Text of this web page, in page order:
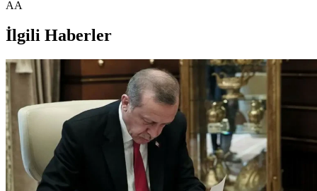
AA
İlgili Haberler